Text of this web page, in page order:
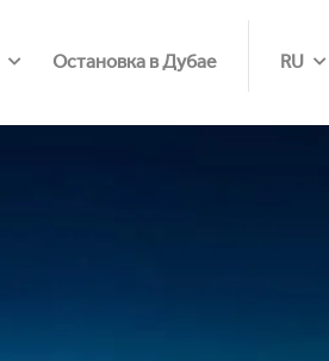
Остановка в Дубае RU